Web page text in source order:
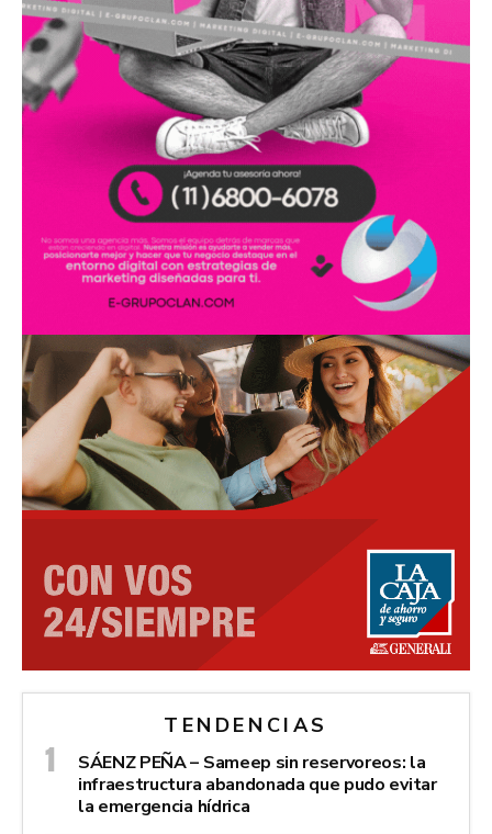
TENDENCIAS
SÁENZ PEÑA – Sameep sin reservoreos: la
infraestructura abandonada que pudo evitar
la emergencia hídrica